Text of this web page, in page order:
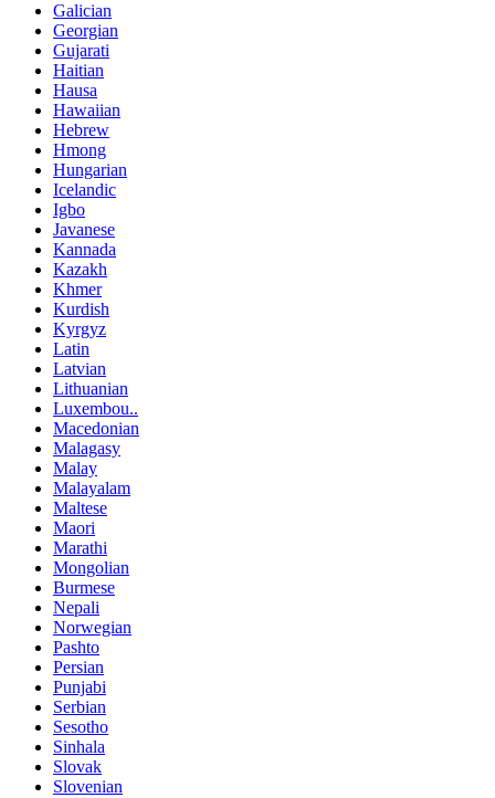
Galician
Georgian
Gujarati
Haitian
Hausa
Hawaiian
Hebrew
Hmong
Hungarian
Icelandic
Igbo
Javanese
Kannada
Kazakh
Khmer
Kurdish
Kyrgyz
Latin
Latvian
Lithuanian
Luxembou..
Macedonian
Malagasy
Malay
Malayalam
Maltese
Maori
Marathi
Mongolian
Burmese
Nepali
Norwegian
Pashto
Persian
Punjabi
Serbian
Sesotho
Sinhala
Slovak
Slovenian